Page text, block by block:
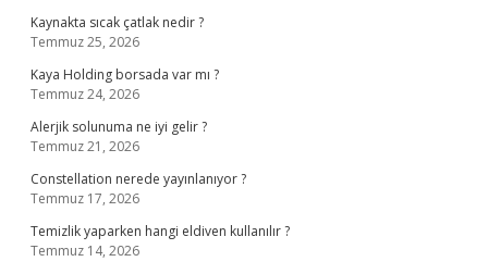
Kaynakta sıcak çatlak nedir ?
Temmuz 25, 2026
Kaya Holding borsada var mı ?
Temmuz 24, 2026
Alerjik solunuma ne iyi gelir ?
Temmuz 21, 2026
Constellation nerede yayınlanıyor ?
Temmuz 17, 2026
Temizlik yaparken hangi eldiven kullanılır ?
Temmuz 14, 2026